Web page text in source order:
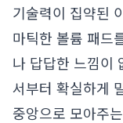
기술력이 집약된
마틱한 볼륨 패드
나 답답한 느낌이
서부터 확실하게
중앙으로 모아주